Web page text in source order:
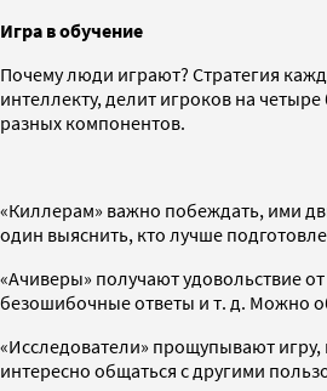
Игра в обучение
Почему люди играют? Стратегия
интеллекту, делит игроков на
разных компонентов.
«Киллерам» важно побеждать, ими
один выяснить, кто лучше
«Ачиверы» получают удовольствие
безошибочные ответы и т. д. Можно
«Исследователи» прощупывают
интересно общаться с другими